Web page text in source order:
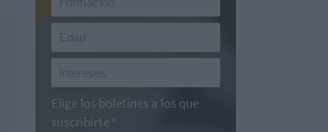
Elige los boletines a los que
suscribirte *